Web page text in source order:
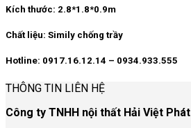
là:
Kích thước: 2.8*1.8*0.9m
Chất liệu: Simily chống trầy
Hotline: 0917.16.12.14 – 0934.933.555
THÔNG TIN LIÊN HỆ
Công ty TNHH nội thất Hải Việt Phát